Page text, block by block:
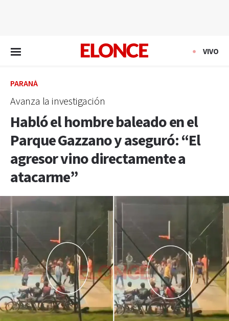
VIVO
PARANÁ
Avanza la investigación
Habló el hombre baleado en el
Parque Gazzano y aseguró: “El
agresor vino directamente a
atacarme”